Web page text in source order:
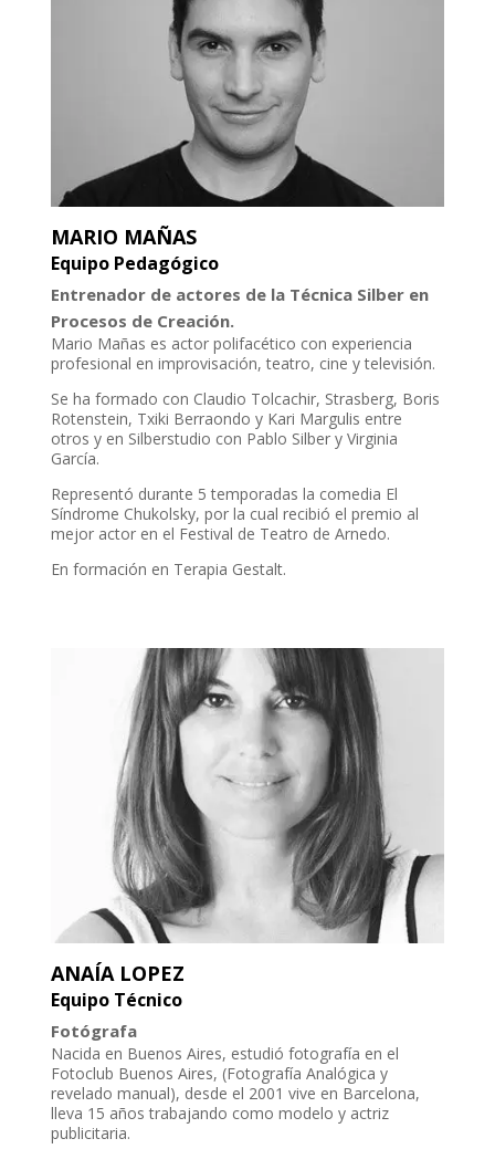
MARIO MAÑAS
Equipo Pedagógico
Entrenador de actores de la Técnica Silber en
Procesos de Creación.
Mario Mañas es actor polifacético con experiencia
profesional en improvisación, teatro, cine y televisión.
Se ha formado con Claudio Tolcachir, Strasberg, Boris
Rotenstein, Txiki Berraondo y Kari Margulis entre
otros y en Silberstudio con Pablo Silber y Virginia
García.
Representó durante 5 temporadas la comedia El
Síndrome Chukolsky, por la cual recibió el premio al
mejor actor en el Festival de Teatro de Arnedo.
En formación en Terapia Gestalt.
ANAÍA LOPEZ
Equipo Técnico
Fotógrafa
Nacida en Buenos Aires, estudió fotografía en el
Fotoclub Buenos Aires, (Fotografía Analógica y
revelado manual), desde el 2001 vive en Barcelona,
lleva 15 años trabajando como modelo y actriz
publicitaria.